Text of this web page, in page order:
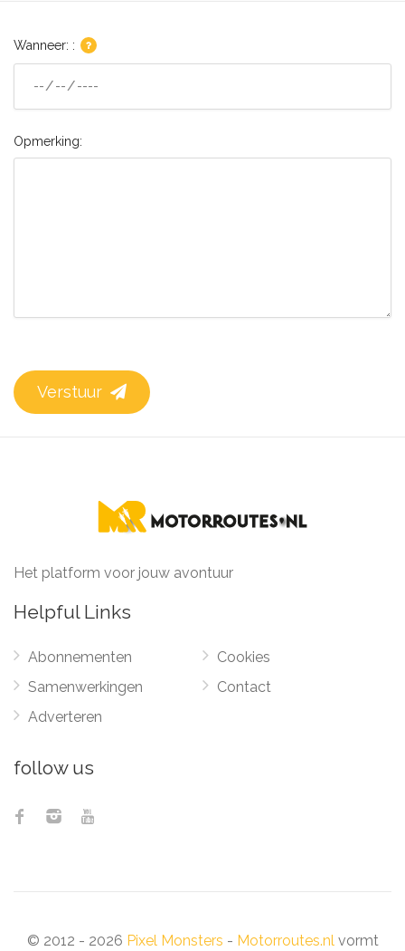
Wanneer: :
Opmerking:
Verstuur
Het platform voor jouw avontuur
Helpful Links
Abonnementen
Samenwerkingen
Adverteren
Cookies
Contact
follow us
© 2012 - 2026 Pixel Monsters - Motorroutes.nlvormt